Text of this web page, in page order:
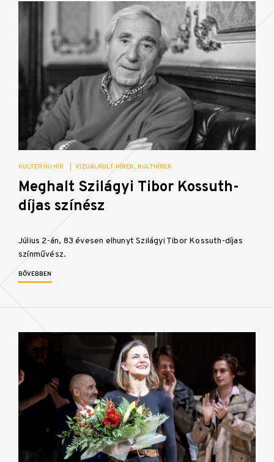
KULTER.HU HÍR VIZUÁLKULT HÍREK KULTHÍREK
Meghalt Szilágyi Tibor Kossuth-
díjas színész
Július 2-án, 83 évesen elhunyt Szilágyi Tibor Kossuth-díjas
színművész.
BŐVEBBEN